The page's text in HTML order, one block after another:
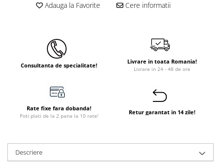
Ventilatie si climatizare
Ventiloconvectoare si sisteme VRF
Chillere
Dulapuri pentru climatizare
Unitati motocondensante
Ventilatoare pentru baie
Adauga la Favorite Cere informatii
Consultanta de specialitate! Livrare in toata Romania!
Livrare in 24 - 48 de ore
Rate fixe fara dobanda!
Poti plati de la 2 pana la 10 rate!
Retur garantat in 14 zile!
Descriere